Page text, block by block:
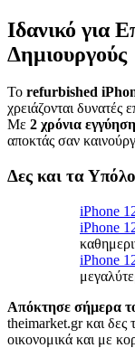
Ιδανικό για
Δημιουργούς
Το refurbished
χρειάζονται δυνατές
Με 2 χρόνια εγγύηση
αποκτάς σαν
Δες και τα
iPhone
iPhone
iPhone
Απόκτησε σήμερα
theimarket.gr και δες
οικονομικά και με